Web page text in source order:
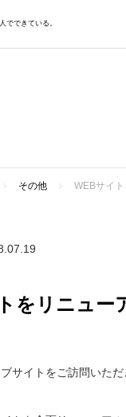
でできている。
その他 WEBサイ
をリニュー
サイトをご訪問いた